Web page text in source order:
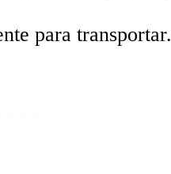
para transportar.